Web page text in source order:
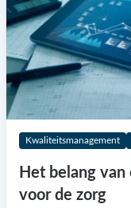
Kwaliteitsmanagement
Het belang
voor de zorg